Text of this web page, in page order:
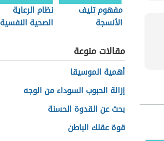
مفهوم تليف
الأنسجة
نظام الرعاية
الصحية النفسية
مقالات منوعة
أهمية الموسيقا
إزالة الحبوب السوداء من الوجه
بحث عن القدوة الحسنة
قوة عقلك الباطن